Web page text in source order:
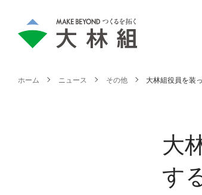
ホーム ニュース その他 大林組役員を装
大
す